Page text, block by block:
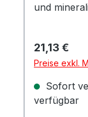
und
Emulgator.
Wasser
Regulärer
21,13 €
Preise exkl.
Sofort
verfügbar